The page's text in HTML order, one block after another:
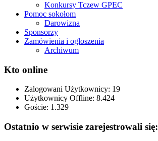
Konkursy Tczew GPEC
Pomoc sokołom
Darowizna
Sponsorzy
Zamówienia i ogłoszenia
Archiwum
Kto online
Zalogowani Użytkownicy: 19
Użytkownicy Offline: 8.424
Goście: 1.329
Ostatnio w serwisie zarejestrowali się: